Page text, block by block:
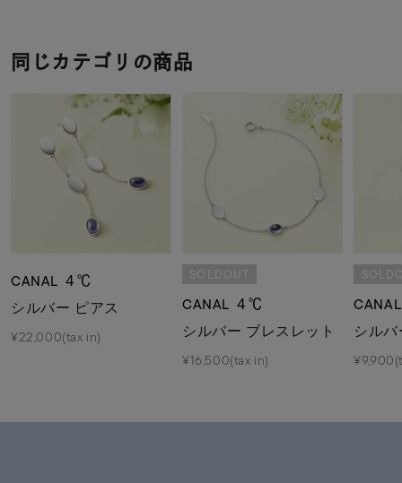
同じカテゴリの商品
CANAL ４℃
シルバー ピアス
¥22,000(tax in)
SOLDOUT
CANAL ４℃
シルバー ブレスレット
¥16,500(tax in)
シル